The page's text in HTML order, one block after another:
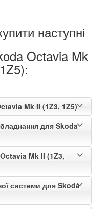
наступні
Octavia Mk
Mk II (1Z3, 1Z5)
для Skoda
Mk II (1Z3,
системи для Skoda